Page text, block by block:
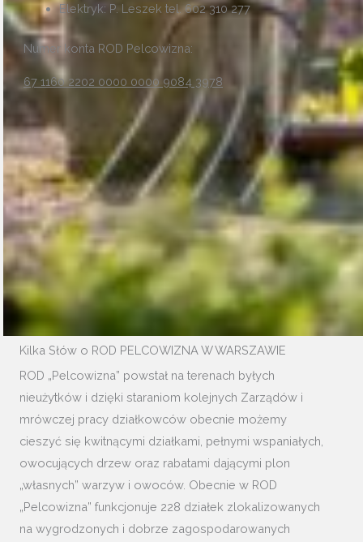
Elektryk: P. Leszek tel. 602 310 277
Numer konta ROD Pelcowizna:
67 1160 2202 0000 0000 9084 3978
Kilka Słów o ROD PELCOWIZNA W WARSZAWIE
ROD „Pelcowizna” powstał na terenach byłych
nieużytków i dzięki staraniom kolejnych Zarządów i
mrówczej pracy działkowców obecnie możemy
cieszyć się kwitnącymi działkami, pełnymi wspaniałych,
owocujących drzew oraz rabatami dającymi plon
„własnych” warzyw i owoców. Obecnie w ROD
„Pelcowizna” funkcjonuje 228 działek zlokalizowanych
na wygrodzonych i dobrze zagospodarowanych